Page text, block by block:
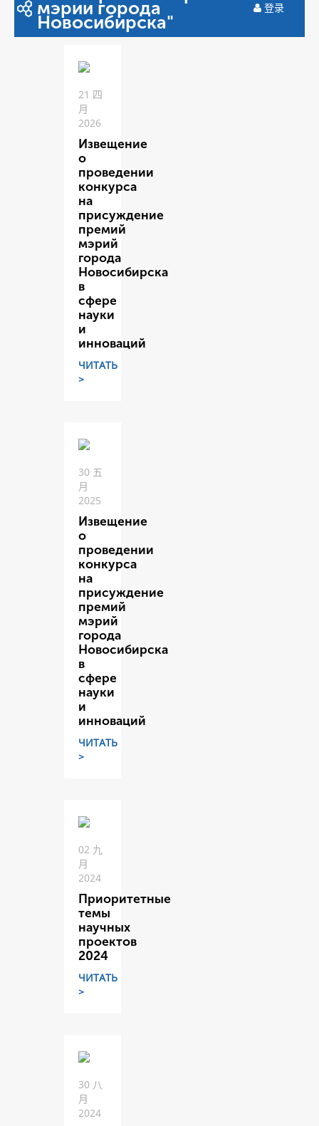
мэрии города
Новосибирска"
登录
21 四
月
2026
Извещение
о
проведении
конкурса
на
присуждение
премий
мэрий
города
Новосибирска
в
сфере
науки
и
инноваций
ЧИТАТЬ
>
30 五
月
2025
Извещение
о
проведении
конкурса
на
присуждение
премий
мэрий
города
Новосибирска
в
сфере
науки
и
инноваций
ЧИТАТЬ
>
02 九
月
2024
Приоритетные
темы
научных
проектов
2024
ЧИТАТЬ
>
30 八
月
2024